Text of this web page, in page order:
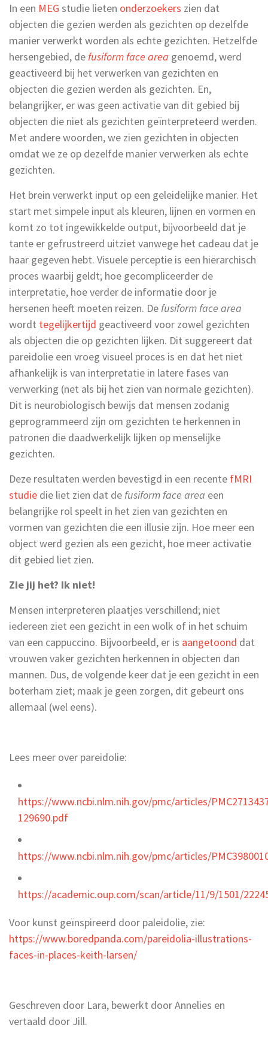
In een MEG studie lieten onderzoekers zien dat
objecten die gezien werden als gezichten op dezelfde
manier verwerkt worden als echte gezichten. Hetzelfde
hersengebied, defusiform face area genoemd, werd
geactiveerd bij het verwerken van gezichten en
objecten die gezien werden als gezichten. En,
belangrijker, er was geen activatie van dit gebied bij
objecten die niet als gezichten geïnterpreteerd werden.
Met andere woorden, we zien gezichten in objecten
omdat we ze op dezelfde manier verwerken als echte
gezichten.
Het brein verwerkt input op een geleidelijke manier. Het
start met simpele input als kleuren, lijnen en vormen en
komt zo tot ingewikkelde output, bijvoorbeeld dat je
tante er gefrustreerd uitziet vanwege het cadeau dat je
haar gegeven hebt. Visuele perceptie is een hiërarchisch
proces waarbij geldt; hoe gecompliceerder de
interpretatie, hoe verder de informatie door je
hersenen heeft moeten reizen. De fusiform face area
wordt tegelijkertijd geactiveerd voor zowel gezichten
als objecten die op gezichten lijken. Dit suggereert dat
pareidolie een vroeg visueel proces is en dat het niet
afhankelijk is van interpretatie in latere fases van
verwerking (net als bij het zien van normale gezichten).
Dit is neurobiologisch bewijs dat mensen zodanig
geprogrammeerd zijn om gezichten te herkennen in
patronen die daadwerkelijk lijken op menselijke
gezichten.
Deze resultaten werden bevestigd in een recente fMRI
studie die liet zien dat de fusiform face area een
belangrijke rol speelt in het zien van gezichten en
vormen van gezichten die een illusie zijn. Hoe meer een
object werd gezien als een gezicht, hoe meer activatie
dit gebied liet zien.
Zie jij het? Ik niet!
Mensen interpreteren plaatjes verschillend; niet
iedereen ziet een gezicht in een wolk of in het schuim
van een cappuccino. Bijvoorbeeld, er is aangetoond dat
vrouwen vaker gezichten herkennen in objecten dan
mannen. Dus, de volgende keer dat je een gezicht in een
boterham ziet; maak je geen zorgen, dit gebeurt ons
allemaal (wel eens).
Lees meer over pareidolie:
https://www.ncbi.nlm.nih.gov/pmc/articles/
129690.pdf
https://www.ncbi.nlm.nih.gov/pmc/articles/
https://academic.oup.com/scan/article/11/9/1501/
Voor kunst geïnspireerd door paleidolie, zie:
https://www.boredpanda.com/pareidolia-illustrations-
faces-in-places-keith-larsen/
Geschreven door Lara, bewerkt door Annelies en
vertaald door Jill.